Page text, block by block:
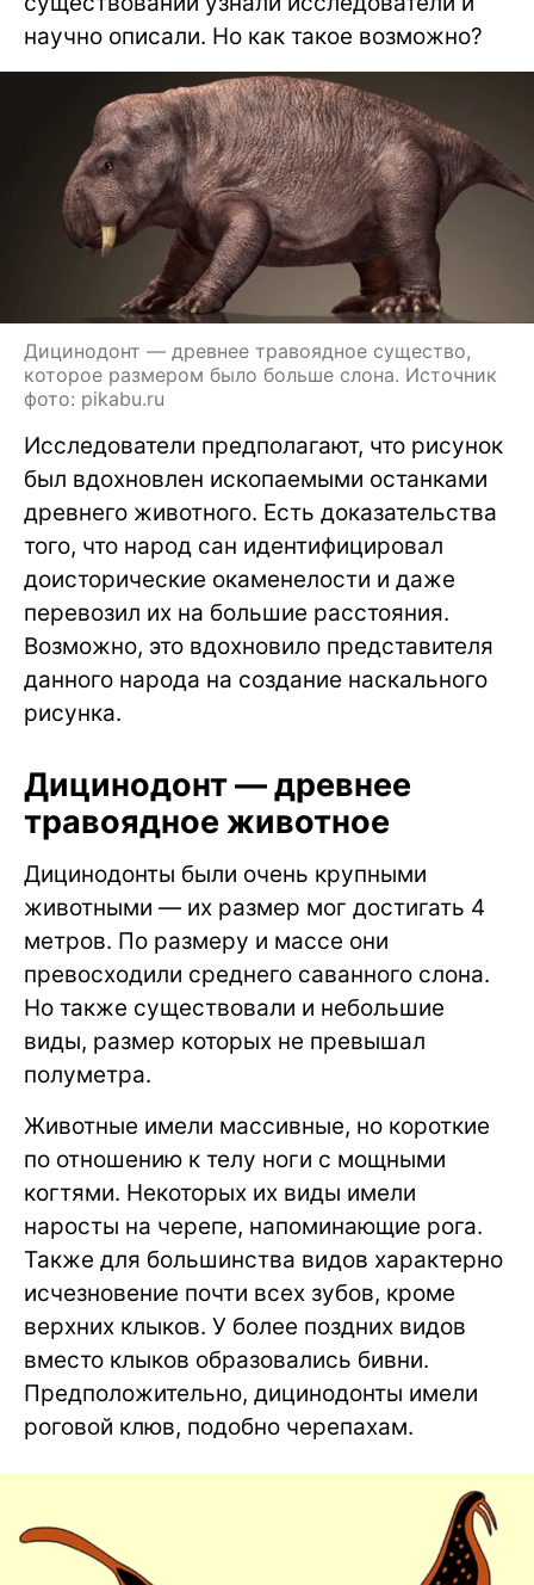
научно описали. Но как такое возможно?
Дицинодонт — древнее травоядное существо,
которое размером было больше слона. Источник
фото: pikabu.ru
Исследователи предполагают, что рисунок
был вдохновлен ископаемыми останками
древнего животного. Есть доказательства
того, что народ сан идентифицировал
доисторические окаменелости и даже
перевозил их на большие расстояния.
Возможно, это вдохновило представителя
данного народа на создание наскального
рисунка.
Дицинодонт — древнее
травоядное животное
Дицинодонты были очень крупными
животными — их размер мог достигать 4
метров. По размеру и массе они
превосходили среднего саванного слона.
Но также существовали и небольшие
виды, размер которых не превышал
полуметра.
Животные имели массивные, но короткие
по отношению к телу ноги с мощными
когтями. Некоторых их виды имели
наросты на черепе, напоминающие рога.
Также для большинства видов характерно
исчезновение почти всех зубов, кроме
верхних клыков. У более поздних видов
вместо клыков образовались бивни.
Предположительно, дицинодонты имели
роговой клюв, подобно черепахам.